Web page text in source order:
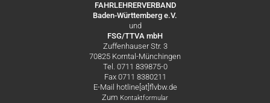
FAHRLEHRERVERBAND
Baden-Württemberg e.V.
und
FSG/TTVA mbH
Zuffenhauser Str. 3
70825 Korntal-Münchingen
Tel. 0711 839875-0
Fax 0711 8380211
E-Mail hotline[at]flvbw.de
Zum Kontaktformular